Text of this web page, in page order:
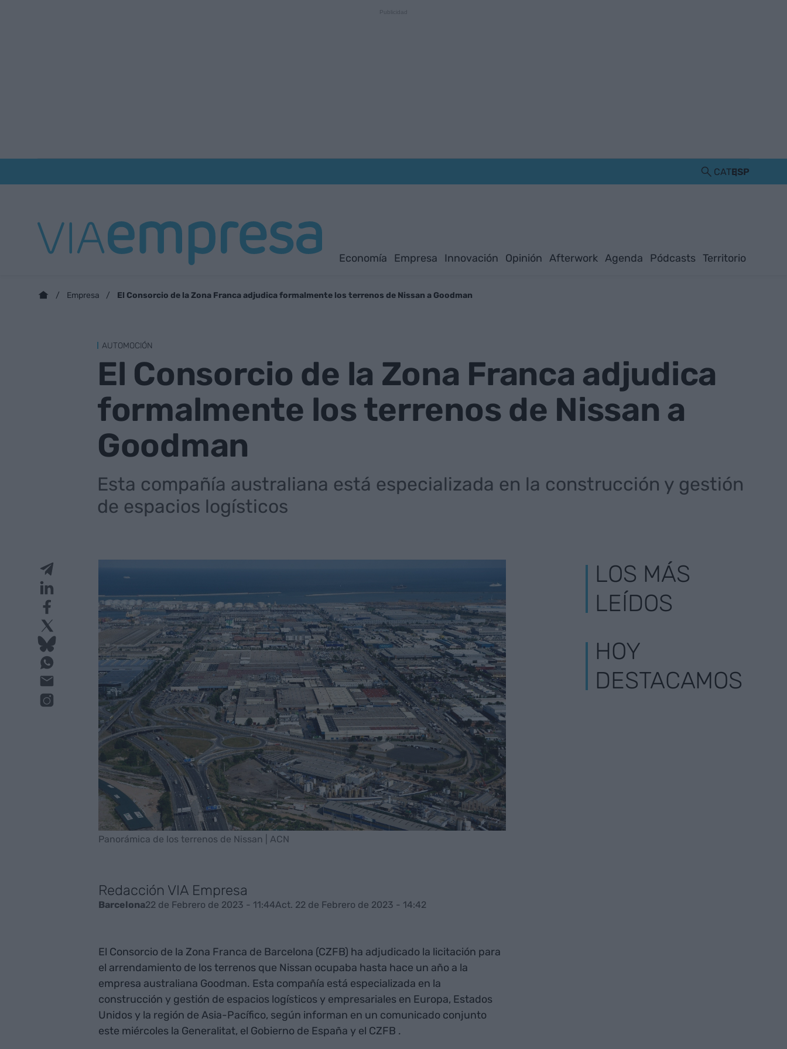
CATESP
Economía Empresa Innovación Opinión Afterwork Agenda Pódcasts Territorio
Empresa El Consorcio de la Zona Franca adjudica formalmente los terrenos de Nissan a Goodman
AUTOMOCIÓN
El Consorcio de la Zona Franca adjudica
formalmente los terrenos de Nissan a
Goodman
Esta compañía australiana está especializada en la construcción y gestión
de espacios logísticos
Panorámica de los terrenos de Nissan | ACN
Redacción VIA Empresa
Barcelona22 de Febrero de 2023 - 11:44Act. 22 de Febrero de 2023 - 14:42
El Consorcio de la Zona Franca de Barcelona (CZFB) ha adjudicado la licitación para
el arrendamiento de los terrenos que Nissan ocupaba hasta hace un año a la
empresa australiana Goodman. Esta compañía está especializada en la
construcción y gestión de espacios logísticos y empresariales en Europa, Estados
Unidos y la región de Asia-Pacífico, según informan en un comunicado conjunto
este miércoles la Generalitat, el Gobierno de España y el CZFB .
LOS MÁS
LEÍDOS
HOY
DESTACAMOS